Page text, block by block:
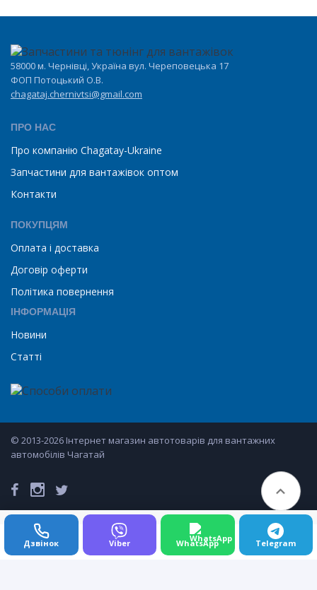
58000 м. Чернівці, Україна вул. Череповецька 17
ФОП Потоцький О.В.
chagataj.chernivtsi@gmail.com
ПРО НАС
Про компанію Chagatay-Ukraine
Запчастини для вантажівок оптом
Контакти
ПОКУПЦЯМ
Оплата і доставка
Договір оферти
Політика повернення
ІНФОРМАЦІЯ
Новини
Статті
© 2013-2026 Інтернет магазин автотоварів для вантажних
автомобілів Чагатай
Дзвінок Viber WhatsApp Telegram